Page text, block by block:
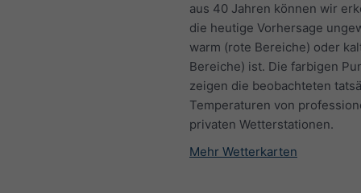
aus 40 Jahren können wir
die heutige Vorhersage
warm (rote Bereiche) oder
Bereiche) ist. Die farbigen
zeigen die beobachteten
Temperaturen von
privaten Wetterstationen.
Mehr Wetterkarten